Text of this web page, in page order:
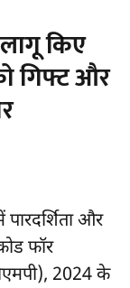
किए
गिफ्ट और
और
फॉर
2024 के